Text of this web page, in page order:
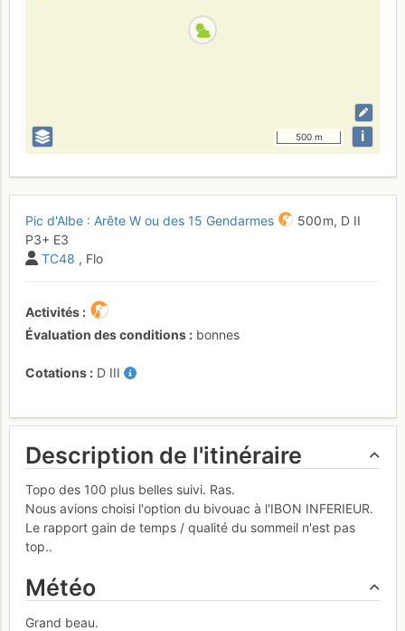
500 m i
Pic d'Albe : Arête W ou des 15 Gendarmes 500 m, D II
P3+ E3
TC48 , Flo
Activités
Évaluation des conditions
bonnes
Cotations D III
Description de l'itinéraire
Topo des 100 plus belles suivi. Ras.
Nous avions choisi l'option du bivouac à l'IBON INFERIEUR.
Le rapport gain de temps / qualité du sommeil n'est pas
top..
Météo
Grand beau.